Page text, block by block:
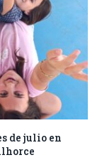
de julio en